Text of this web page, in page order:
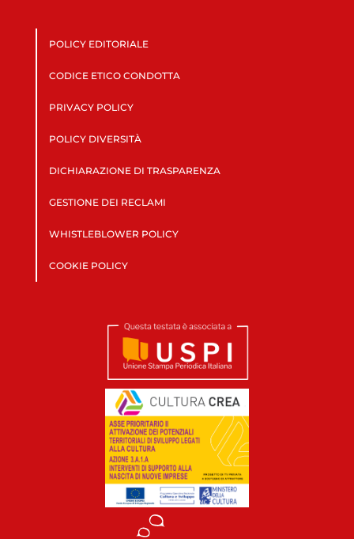
POLICY EDITORIALE
CODICE ETICO CONDOTTA
PRIVACY POLICY
POLICY DIVERSITÀ
DICHIARAZIONE DI TRASPARENZA
GESTIONE DEI RECLAMI
WHISTLEBLOWER POLICY
COOKIE POLICY